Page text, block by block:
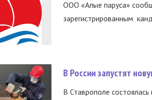
ООО «Алые паруса»
зарегистрированным
В России запустят
В Ставрополе состоялась